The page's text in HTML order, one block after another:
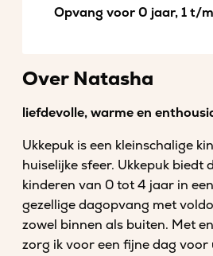
Opvang voor 0 jaar, 1 t/
Over Natasha
liefdevolle, warme en
Ukkepuk is een kleinschalige
huiselijke sfeer. Ukkepuk biedt
kinderen van 0 tot 4 jaar in
gezellige dagopvang met
zowel binnen als buiten. Met
zorg ik voor een fijne dag voor